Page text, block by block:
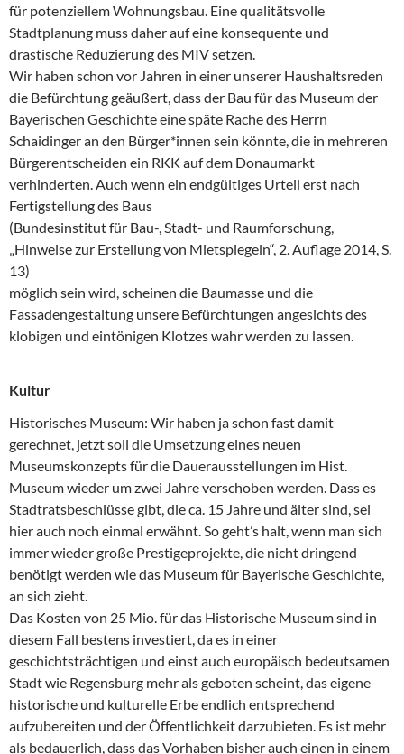
für potenziellem Wohnungsbau. Eine qualitätsvolle
Stadtplanung muss daher auf eine konsequente und
drastische Reduzierung des MIV setzen.
Wir haben schon vor Jahren in einer unserer Haushaltsreden
die Befürchtung geäußert, dass der Bau für das Museum der
Bayerischen Geschichte eine späte Rache des Herrn
Schaidinger an den Bürger*innen sein könnte, die in mehreren
Bürgerentscheiden ein RKK auf dem Donaumarkt
verhinderten. Auch wenn ein endgültiges Urteil erst nach
Fertigstellung des Baus
(Bundesinstitut für Bau-, Stadt- und Raumforschung,
„Hinweise zur Erstellung von Mietspiegeln“, 2. Auflage 2014, S.
13)
möglich sein wird, scheinen die Baumasse und die
Fassadengestaltung unsere Befürchtungen angesichts des
klobigen und eintönigen Klotzes wahr werden zu lassen.
Kultur
Historisches Museum: Wir haben ja schon fast damit
gerechnet, jetzt soll die Umsetzung eines neuen
Museumskonzepts für die Dauerausstellungen im Hist.
Museum wieder um zwei Jahre verschoben werden. Dass es
Stadtratsbeschlüsse gibt, die ca. 15 Jahre und älter sind, sei
hier auch noch einmal erwähnt. So geht’s halt, wenn man sich
immer wieder große Prestigeprojekte, die nicht dringend
benötigt werden wie das Museum für Bayerische Geschichte,
an sich zieht.
Das Kosten von 25 Mio. für das Historische Museum sind in
diesem Fall bestens investiert, da es in einer
geschichtsträchtigen und einst auch europäisch bedeutsamen
Stadt wie Regensburg mehr als geboten scheint, das eigene
historische und kulturelle Erbe endlich entsprechend
aufzubereiten und der Öffentlichkeit darzubieten. Es ist mehr
als bedauerlich, dass das Vorhaben bisher auch einen in einem